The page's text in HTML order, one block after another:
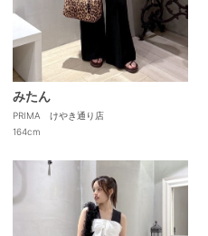
みたん
PRIMA けやき通り店
164cm